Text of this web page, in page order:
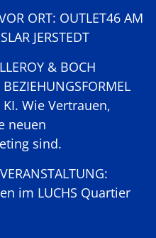
ORT: OUTLET46 AM
JERSTEDT
& BOCH
KI. Wie Vertrauen,
neuen
sind.
im LUCHS Quartier